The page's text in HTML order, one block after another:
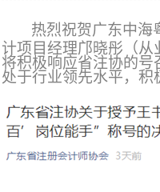
热烈祝贺广东中海
计项目经理邝晓彤（从
将积极响应省注协的
处于行业领先水平，